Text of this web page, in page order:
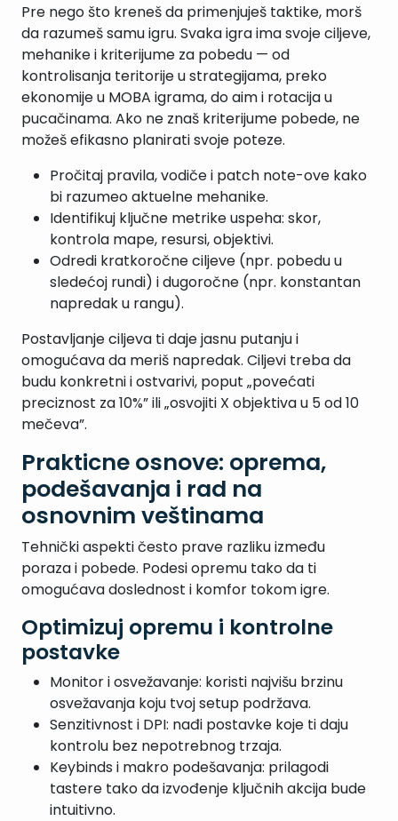
Pre nego što kreneš da primenjuješ taktike, morš
da razumeš samu igru. Svaka igra ima svoje ciljeve,
mehanike i kriterijume za pobedu — od
kontrolisanja teritorije u strategijama, preko
ekonomije u MOBA igrama, do aim i rotacija u
pucačinama. Ako ne znaš kriterijume pobede, ne
možeš efikasno planirati svoje poteze.
Pročitaj pravila, vodiče i patch note-ove kako
bi razumeo aktuelne mehanike.
Identifikuj ključne metrike uspeha: skor,
kontrola mape, resursi, objektivi.
Odredi kratkoročne ciljeve (npr. pobedu u
sledećoj rundi) i dugoročne (npr. konstantan
napredak u rangu).
Postavljanje ciljeva ti daje jasnu putanju i
omogućava da meriš napredak. Ciljevi treba da
budu konkretni i ostvarivi, poput „povećati
preciznost za 10%” ili „osvojiti X objektiva u 5 od 10
mečeva”.
Prakticne osnove: oprema,
podešavanja i rad na
osnovnim veštinama
Tehnički aspekti često prave razliku između
poraza i pobede. Podesi opremu tako da ti
omogućava doslednost i komfor tokom igre.
Optimizuj opremu i kontrolne
postavke
Monitor i osvežavanje: koristi najvišu brzinu
osvežavanja koju tvoj setup podržava.
Senzitivnost i DPI: nađi postavke koje ti daju
kontrolu bez nepotrebnog trzaja.
Keybinds i makro podešavanja: prilagodi
tastere tako da izvođenje ključnih akcija bude
intuitivno.